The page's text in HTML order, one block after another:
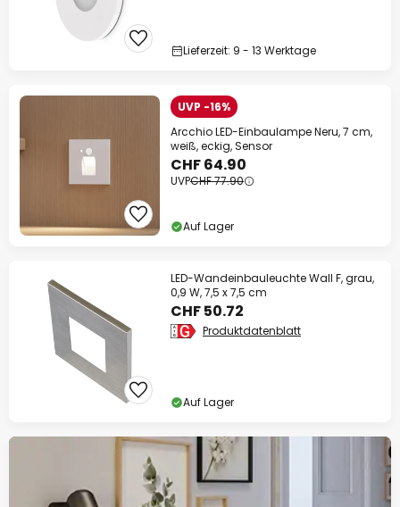
Lieferzeit: 9 - 13 Werktage
UVP -16%
Arcchio LED-Einbaulampe Neru, 7 cm,
weiß, eckig, Sensor
CHF 64.90
UVPCHF 77.90
Auf Lager
LED-Wandeinbauleuchte Wall F, grau,
0,9 W, 7,5 x 7,5 cm
CHF 50.72
Produktdatenblatt
Auf Lager